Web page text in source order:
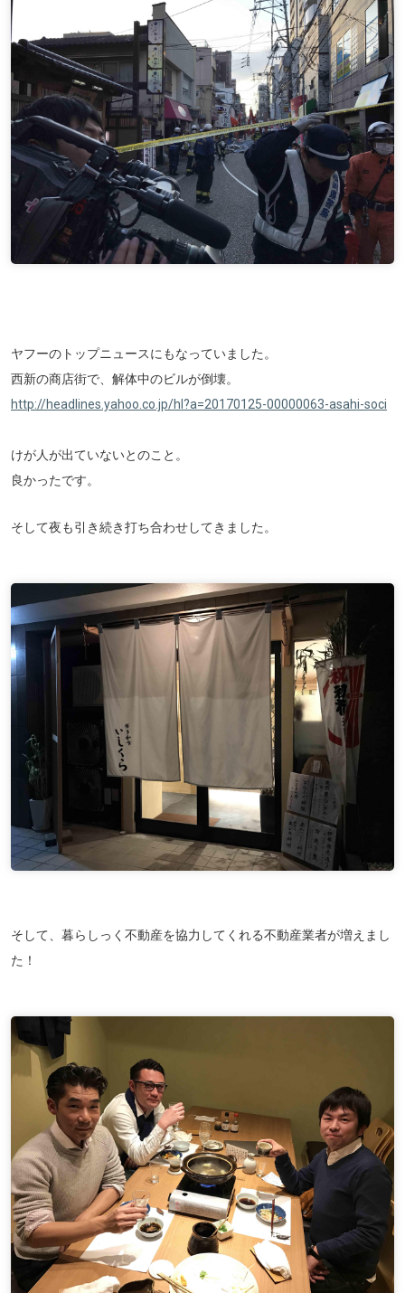
ヤフーのトップニュースにもなっていました。
西新の商店街で、解体中のビルが倒壊。
http://headlines.yahoo.co.jp/hl?a=20170125-00000063-asahi-soci
けが人が出ていないとのこと。
良かったです。
そして夜も引き続き打ち合わせしてきました。
そして、暮らしっく不動産を協力してくれる不動産業者が増えまし
た！